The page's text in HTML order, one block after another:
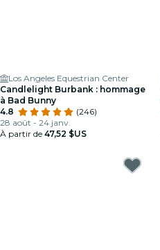
Los Angeles Equestrian Center
Candlelight Burbank : hommage
à Bad Bunny
4.8
(246)
28 août - 24 janv.
À partir de 47,52 $US